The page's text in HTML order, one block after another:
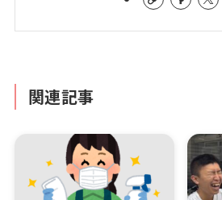
関連記事